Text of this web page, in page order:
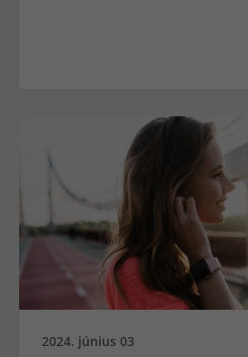
2024. június 03